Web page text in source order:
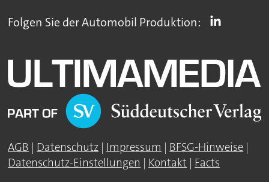
Folgen Sie der Automobil Produktion:
AGB | Datenschutz | Impressum | BFSG-Hinweise |
Datenschutz-Einstellungen | Kontakt | Facts